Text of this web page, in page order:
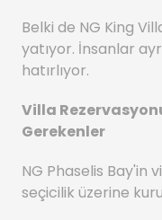
Belki de NG King
yatıyor. İnsanlar
hatırlıyor.
Villa
Gerekenler
NG Phaselis Bay'in
seçicilik üzerine